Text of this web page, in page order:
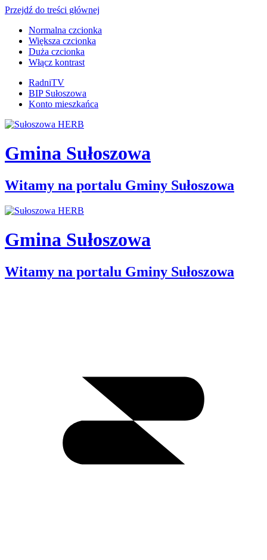
Przejdź do treści głównej
Normalna czcionka
Większa czcionka
Duża czcionka
Włącz kontrast
RadniTV
BIP Sułoszowa
Konto mieszkańca
Gmina Sułoszowa
Witamy na portalu Gminy Sułoszowa
Gmina Sułoszowa
Witamy na portalu Gminy Sułoszowa